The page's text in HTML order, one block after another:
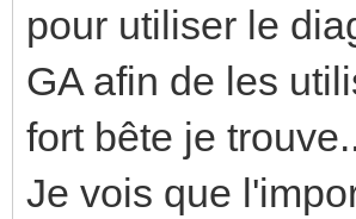
pour utiliser le
GA afin de les
fort bête je
Je vois que